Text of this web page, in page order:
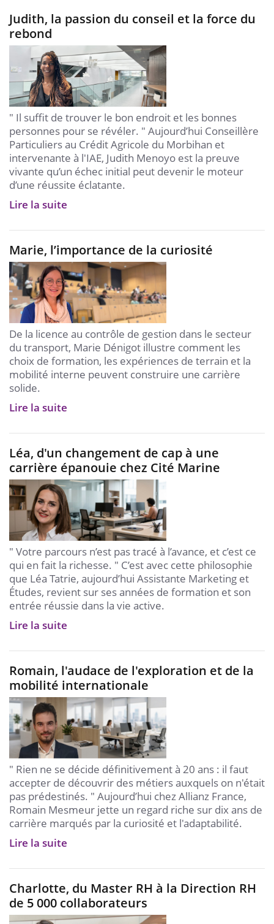
Judith, la passion du conseil et la force du
rebond
" Il suffit de trouver le bon endroit et les bonnes
personnes pour se révéler. " Aujourd’hui Conseillère
Particuliers au Crédit Agricole du Morbihan et
intervenante à l'IAE, Judith Menoyo est la preuve
vivante qu’un échec initial peut devenir le moteur
d’une réussite éclatante.
Lire la suite
Marie, l’importance de la curiosité
De la licence au contrôle de gestion dans le secteur
du transport, Marie Dénigot illustre comment les
choix de formation, les expériences de terrain et la
mobilité interne peuvent construire une carrière
solide.
Lire la suite
Léa, d'un changement de cap à une
carrière épanouie chez Cité Marine
" Votre parcours n’est pas tracé à l’avance, et c’est ce
qui en fait la richesse. " C’est avec cette philosophie
que Léa Tatrie, aujourd’hui Assistante Marketing et
Études, revient sur ses années de formation et son
entrée réussie dans la vie active.
Lire la suite
Romain, l'audace de l'exploration et de la
mobilité internationale
" Rien ne se décide définitivement à 20 ans : il faut
accepter de découvrir des métiers auxquels on n'était
pas prédestinés. " Aujourd’hui chez Allianz France,
Romain Mesmeur jette un regard riche sur dix ans de
carrière marqués par la curiosité et l'adaptabilité.
Lire la suite
Charlotte, du Master RH à la Direction RH
de 5 000 collaborateurs